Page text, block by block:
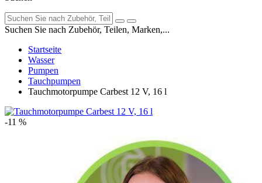
Suchen Sie nach Zubehör, Teilen, Marken,...
Startseite
Wasser
Pumpen
Tauchpumpen
Tauchmotorpumpe Carbest 12 V, 16 l
-11 %